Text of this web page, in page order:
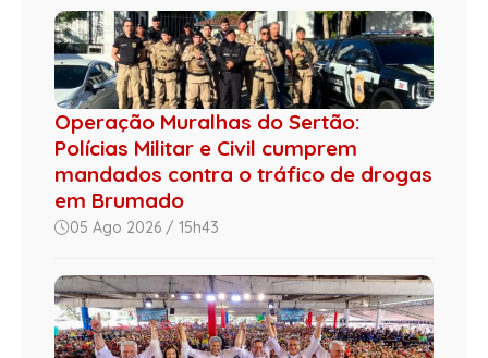
Operação Muralhas do Sertão:
Polícias Militar e Civil cumprem
mandados contra o tráfico de drogas
em Brumado
05 Ago 2026 / 15h43